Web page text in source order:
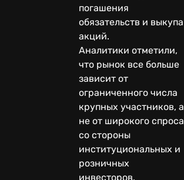
погашения
обязательств и выкупа
акций.
Аналитики отметили,
что рынок все больше
зависит от
ограниченного числа
крупных участников, а
не от широкого спроса
со стороны
институциональных и
розничных
инвесторов.